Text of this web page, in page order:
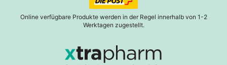
Online verfügbare Produkte werden in der Regel innerhalb von 1-2
Werktagen zugestellt.